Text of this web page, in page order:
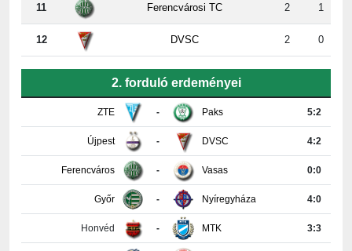
12 DVSC 2 0
ZTE - Paks
Újpest DVSC 4:2
Ferencváros Vasas 0:0
Győr Nyíregyháza 4:0
Honvéd MTK 3:3
PAFC Kisvárda 0:2